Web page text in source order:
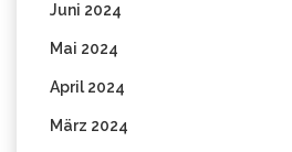
Juni 2024
Mai 2024
April 2024
März 2024